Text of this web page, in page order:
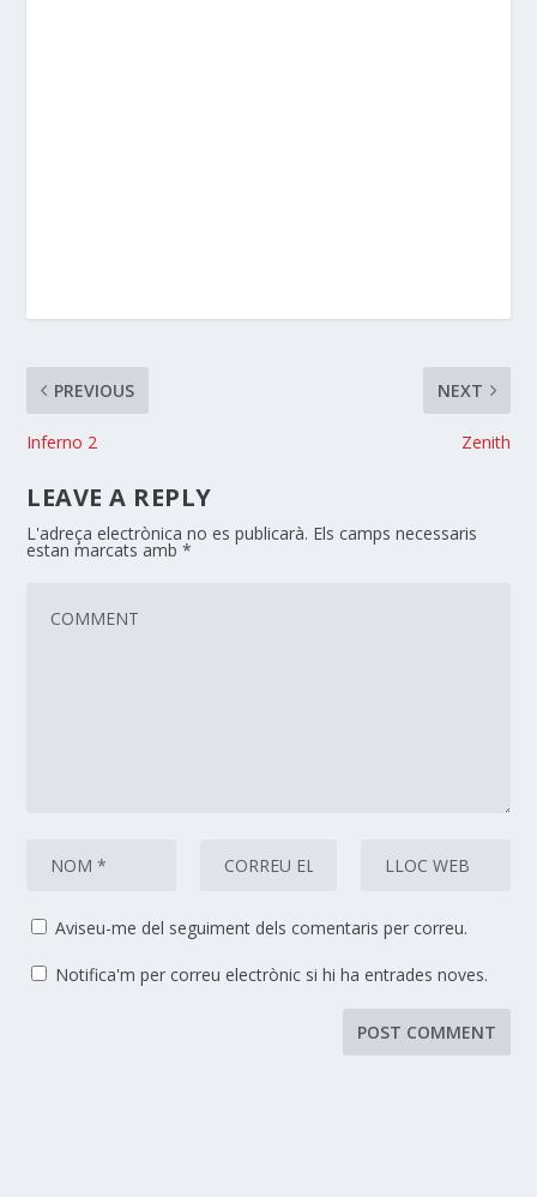
PREVIOUS
Inferno 2
NEXT
Zenith
LEAVE A REPLY
L'adreça electrònica no es publicarà. Els camps necessaris
estan marcats amb*
Aviseu-me del seguiment dels comentaris per correu.
Notifica'm per correu electrònic si hi ha entrades noves.